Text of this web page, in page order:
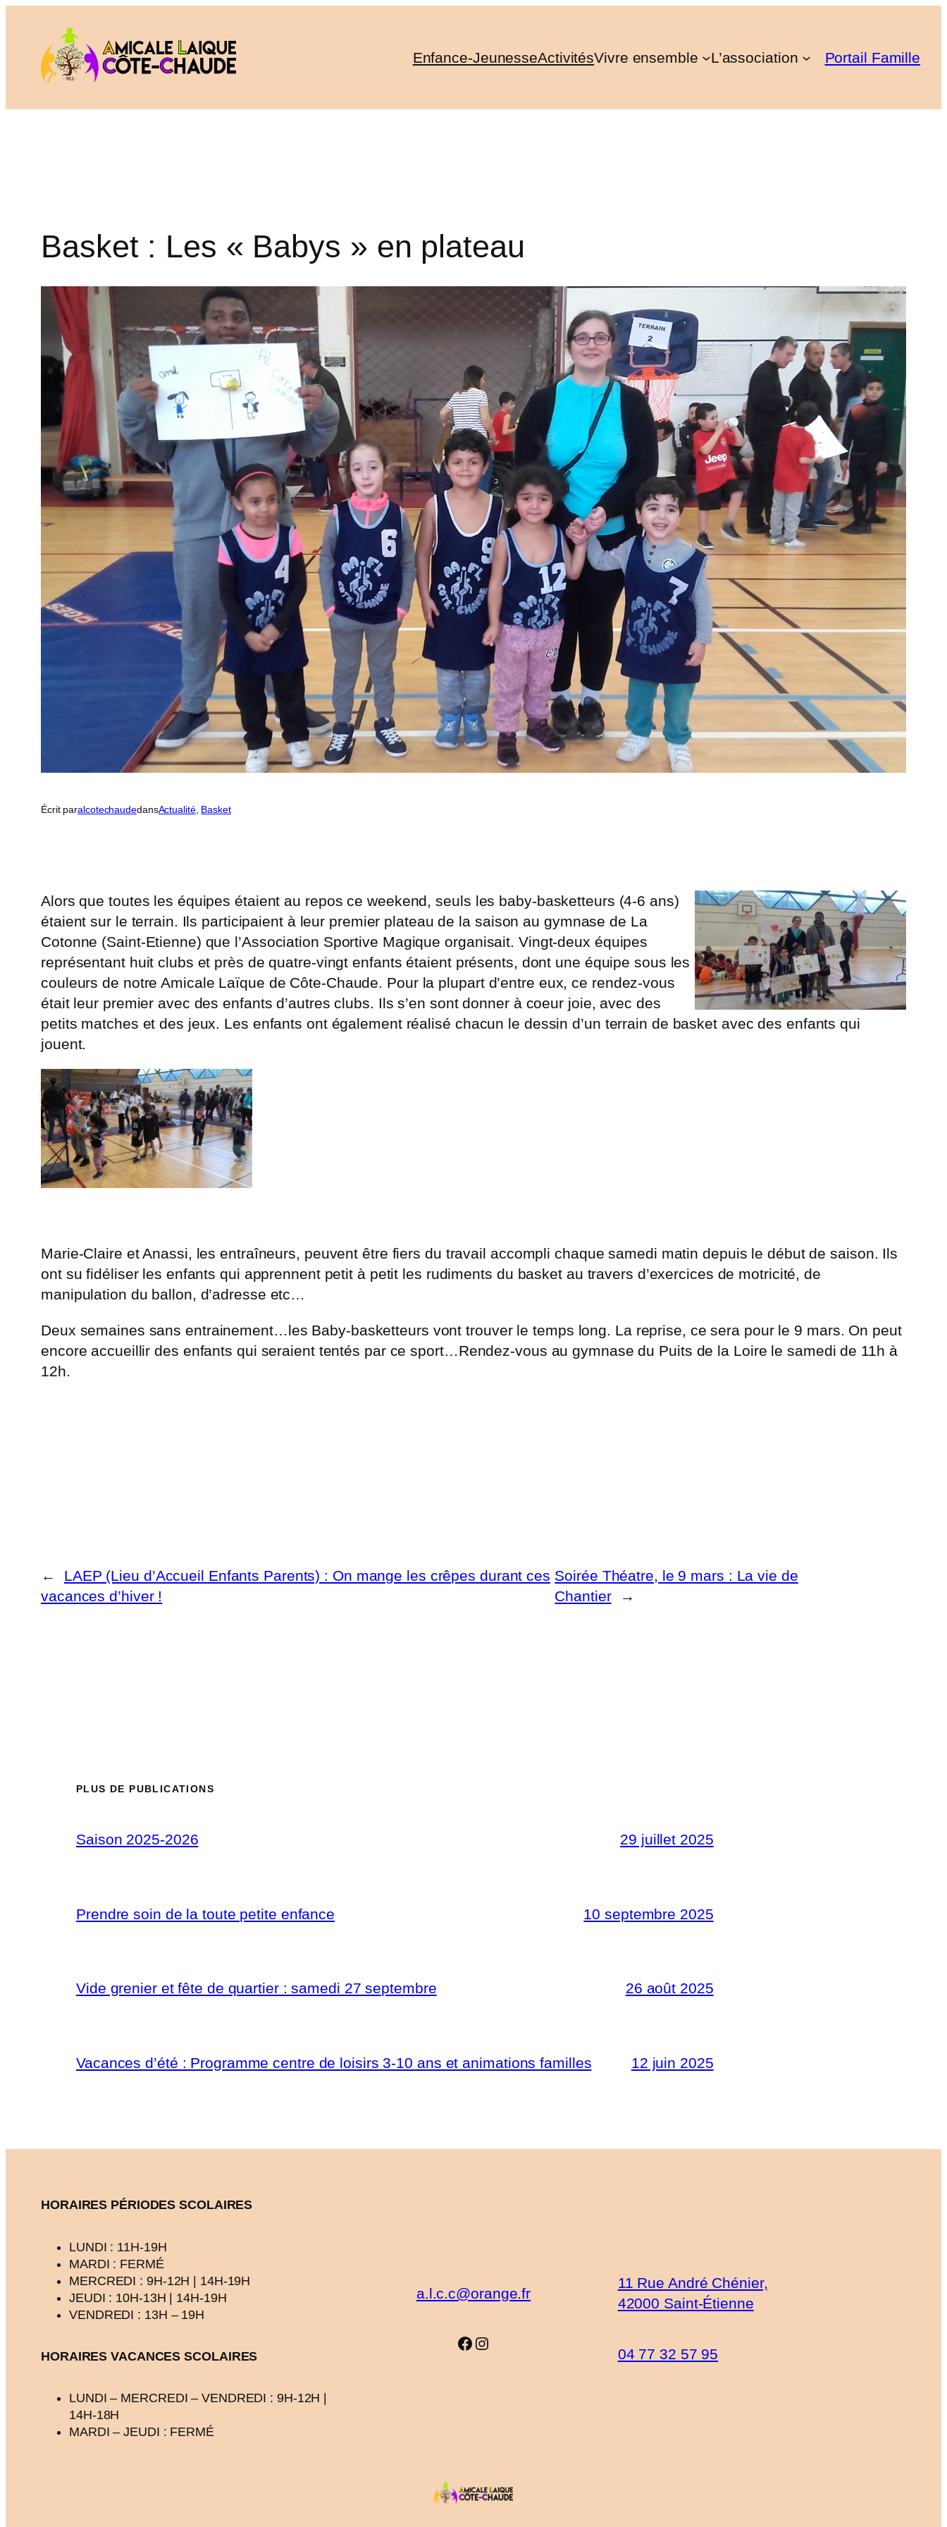
contenu
Enfance-JeunesseActivitésVivre ensemble L’association Portail Famille
Basket : Les « Babys » en plateau
Écrit paralcotechaudedansActualité, Basket
Alors que toutes les équipes étaient au repos ce weekend, seuls les baby-basketteurs (4-6 ans)
étaient sur le terrain. Ils participaient à leur premier plateau de la saison au gymnase de La
Cotonne (Saint-Etienne) que l’Association Sportive Magique organisait. Vingt-deux équipes
représentant huit clubs et près de quatre-vingt enfants étaient présents, dont une équipe sous les
couleurs de notre Amicale Laïque de Côte-Chaude. Pour la plupart d’entre eux, ce rendez-vous
était leur premier avec des enfants d’autres clubs. Ils s’en sont donner à coeur joie, avec des
petits matches et des jeux. Les enfants ont également réalisé chacun le dessin d’un terrain de basket avec des enfants qui
jouent.
Marie-Claire et Anassi, les entraîneurs, peuvent être fiers du travail accompli chaque samedi matin depuis le début de saison. Ils
ont su fidéliser les enfants qui apprennent petit à petit les rudiments du basket au travers d’exercices de motricité, de
manipulation du ballon, d’adresse etc…
Deux semaines sans entrainement…les Baby-basketteurs vont trouver le temps long. La reprise, ce sera pour le 9 mars. On peut
encore accueillir des enfants qui seraient tentés par ce sport…Rendez-vous au gymnase du Puits de la Loire le samedi de 11h à
12h.
←
LAEP (Lieu d’Accueil Enfants Parents) : On mange les crêpes durant ces
vacances d’hiver !
Soirée Théatre, le 9 mars : La vie de
Chantier
→
PLUS DE PUBLICATIONS
Saison 2025-2026 29 juillet 2025
Prendre soin de la toute petite enfance 10 septembre 2025
Vide grenier et fête de quartier : samedi 27 septembre 26 août 2025
Vacances d’été : Programme centre de loisirs 3-10 ans et animations familles 12 juin 2025
HORAIRES PÉRIODES SCOLAIRES
LUNDI : 11H-19H
MARDI : FERMÉ
MERCREDI : 9H-12H | 14H-19H
JEUDI : 10H-13H | 14H-19H
VENDREDI : 13H – 19H
HORAIRES VACANCES SCOLAIRES
LUNDI – MERCREDI – VENDREDI : 9H-12H |
14H-18H
MARDI – JEUDI : FERMÉ
a.l.c.c@orange.fr
Facebook Instagram
11 Rue André Chénier,
42000 Saint-Étienne
04 77 32 57 95